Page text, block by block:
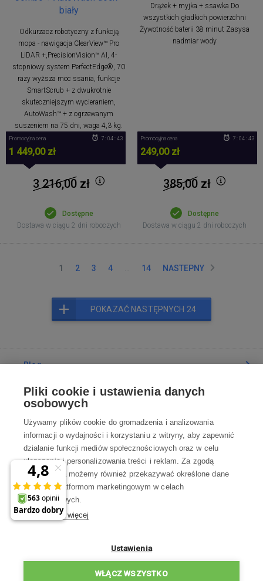
biały
Odkurzacz robotyczny z funkcją
mopa - nawigacja ClearView™ Pro
LiDAR +,PrecisionVision™ AI, 4-
stopniowy system PerfectEdge®, 70
razy wyższa moc ssania, funkcje
SmartScrub + z dwukrotnie
skuteczniejszym wycieraniem,
AutoWash™ + z ogrzewanym
suszeniem na 75 dni, waga 4,3 kg.
Promocyjna cena
1 449,00 zł
7 : 04 : 42
3 216,00zł
Dostępne
Dostawa w ciągu 2 dni roboczych
Drążek + myjka + ssawka Do
wszystkich gładkich powierzchni
Żywotność baterii 38 minut Zasysa
nadmiar wody
Promocyjna cena
249,00 zł
7 : 04 : 42
385,00zł
Dostępne
Dostawa w ciągu 2 dni roboczych
1 2 3 4 14 NASTEPNY
POKAZAĆ NASTĘPNYCH 24
Blog
Poradnia
Wszystko o zakupach
Kontakt
Skontaktuj się z Nami
Pon-Pt 8:00—17:00
WSZYSTKIE KONTAKTY
Pliki cookie i ustawienia danych
osobowych
Używamy plików cookie do gromadzenia i analizowania
informacji o wydajności i korzystaniu z witryny, aby zapewnić
działanie funkcji mediów społecznościowych oraz w celu
ulepszania i personalizowania treści i reklam. Za zgodą
użytkownika możemy również przekazywać określone dane
osobowe platformom marketingowym w celach
marketingowych.
Dowiedz się więcej
Ustawienia
WŁĄCZ WSZYSTKO